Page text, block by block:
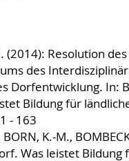
(2014): Resolution
des
Dorfentwicklung. In:
Bildung für
- 163
BORN, K.-M.,
Was leistet Bildung